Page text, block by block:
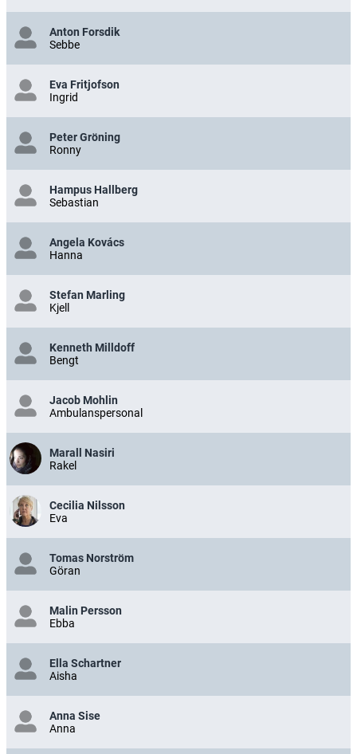
Anton Forsdik
Sebbe
Eva Fritjofson
Ingrid
Peter Gröning
Ronny
Hampus Hallberg
Sebastian
Angela Kovács
Hanna
Stefan Marling
Kjell
Kenneth Milldoff
Bengt
Jacob Mohlin
Ambulanspersonal
Marall Nasiri
Rakel
Cecilia Nilsson
Eva
Tomas Norström
Göran
Malin Persson
Ebba
Ella Schartner
Aisha
Anna Sise
Anna